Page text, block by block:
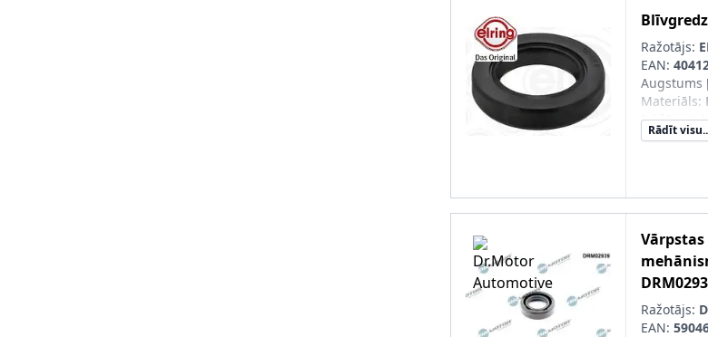
Ražotājs:
EAN:
Augstums
Materiāls:
Iekšējais
Ārējais
Rādīt
Ražotājs:
EAN: